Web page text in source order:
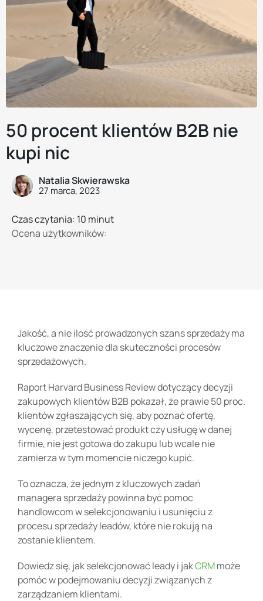
50 procent klientów B2B nie
kupi nic
Natalia Skwierawska
27 marca, 2023
Czas czytania: 10 minut
Ocena użytkowników:
Jakość, a nie ilość prowadzonych szans sprzedaży ma
kluczowe znaczenie dla skuteczności procesów
sprzedażowych.
RaportHarvard Business Reviewdotyczący decyzji
zakupowych klientów B2B pokazał, że prawie 50 proc.
klientów zgłaszających się, aby poznać ofertę,
wycenę, przetestować produkt czy usługę w danej
firmie, nie jest gotowa do zakupu lub wcale nie
zamierza w tym momencie niczego kupić.
To oznacza, że jednym z kluczowych zadań
managera sprzedaży powinna być pomoc
handlowcom w selekcjonowaniu i usunięciu z
procesu sprzedaży leadów, które nie rokują na
zostanie klientem.
Dowiedz się, jak selekcjonować leady i jakCRMmoże
pomóc w podejmowaniu decyzji związanych z
zarządzaniem klientami.